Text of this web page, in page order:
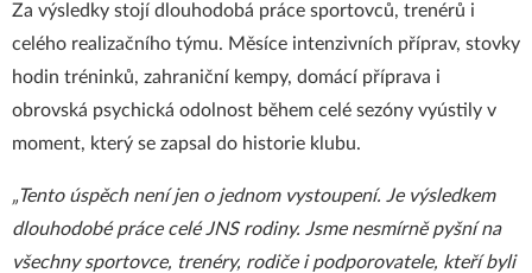
Za výsledky stojí dlouhodobá práce sportovců, trenérů i
celého realizačního týmu. Měsíce intenzivních příprav, stovky
hodin tréninků, zahraniční kempy, domácí příprava i
obrovská psychická odolnost během celé sezóny vyústily v
moment, který se zapsal do historie klubu.
„Tento úspěch není jen o jednom vystoupení. Je výsledkem
dlouhodobé práce celé JNS rodiny. Jsme nesmírně pyšní na
všechny sportovce, trenéry, rodiče i podporovatele, kteří byli